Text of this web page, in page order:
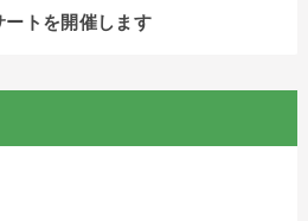
トを開催します